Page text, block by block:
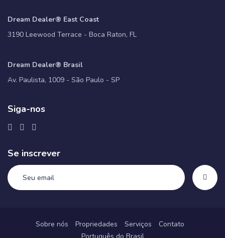
Dream Dealer® East Coast
3190 Leewood Terrace - Boca Raton, FL
Dream Dealer® Brasil
Av. Paulista, 1009 - São Paulo - SP
Siga-nos
Se inscrever
Sobre nós Propriedades Serviços
Contato
Português do Brasil